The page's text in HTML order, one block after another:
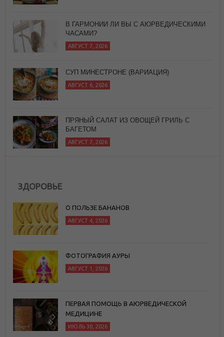
В ГАРМОНИИ ЛИ ВЫ С АЮРВЕДИЧЕСКИМИ
ЧАСАМИ?
АВГУСТ 7, 2026
СУП МИНЕСТРОНЕ (ВАРИАЦИЯ)
АВГУСТ 6, 2026
ПРЯНЫЙ САЛАТ ИЗ ОВОЩЕЙ ГРИЛЬ С
БАГЕТОМ
АВГУСТ 7, 2026
ЗДОРОВЬЕ
О ПОЛЬЗЕ БАНАНОВ
АВГУСТ 4, 2026
ФОТОГРАФИЯ АУРЫ
АВГУСТ 1, 2026
ПЕРВАЯ ПОМОЩЬ В АЮРВЕДИЧЕСКОЙ
МЕДИЦИНЕ
ИЮЛЬ 30, 2026